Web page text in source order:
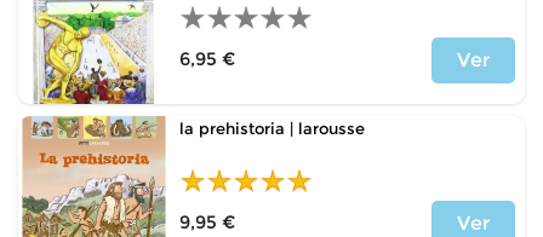
6,95 €
Ver
la prehistoria | larousse
9,95 €
Ver